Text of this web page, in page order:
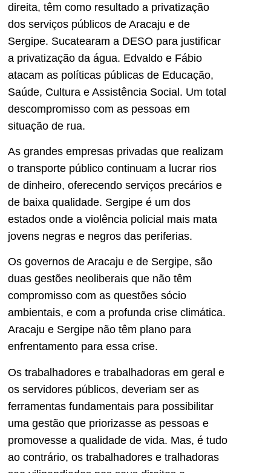
direita, têm como resultado a privatização
dos serviços públicos de Aracaju e de
Sergipe. Sucatearam a DESO para justificar
a privatização da água. Edvaldo e Fábio
atacam as políticas públicas de Educação,
Saúde, Cultura e Assistência Social. Um total
descompromisso com as pessoas em
situação de rua.
As grandes empresas privadas que realizam
o transporte público continuam a lucrar rios
de dinheiro, oferecendo serviços precários e
de baixa qualidade. Sergipe é um dos
estados onde a violência policial mais mata
jovens negras e negros das periferias.
Os governos de Aracaju e de Sergipe, são
duas gestões neoliberais que não têm
compromisso com as questões sócio
ambientais, e com a profunda crise climática.
Aracaju e Sergipe não têm plano para
enfrentamento para essa crise.
Os trabalhadores e trabalhadoras em geral e
os servidores públicos, deveriam ser as
ferramentas fundamentais para possibilitar
uma gestão que priorizasse as pessoas e
promovesse a qualidade de vida. Mas, é tudo
ao contrário, os trabalhadores e tralhadoras